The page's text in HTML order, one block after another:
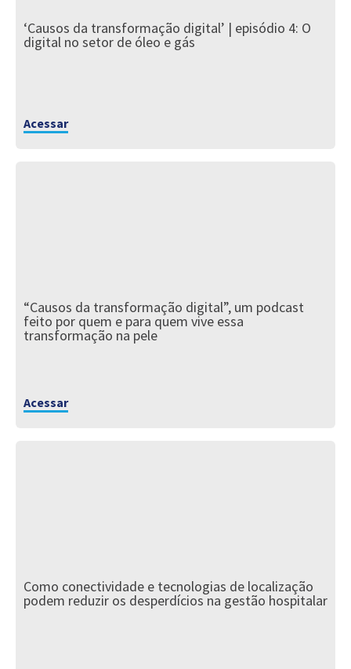
‘Causos da transformação digital’ | episódio 4: O
digital no setor de óleo e gás
Acessar
“Causos da transformação digital”, um podcast
feito por quem e para quem vive essa
transformação na pele
Acessar
Como conectividade e tecnologias de localização
podem reduzir os desperdícios na gestão hospitalar